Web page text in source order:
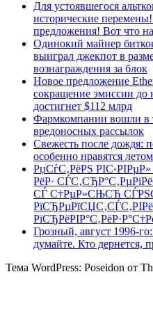
Для устоявшегося
исторические
предложения! Вот что
Одинокий майнер
выиграл джекпот в
вознаграждения за блок
Новое предложение
сокращение эмиссии до
достигнет $112 млрд
Фармкомпании вошли в
вредоносных рассылок
Свежесть после дождя:
особенно нравятся летом
РџСѓС‚РёРЅ
РёР·
СЃ С†РµР»СЊСЋ
Грозный, август 1996-
думайте. Кто дернется,
Тема WordPress: Poseidon от